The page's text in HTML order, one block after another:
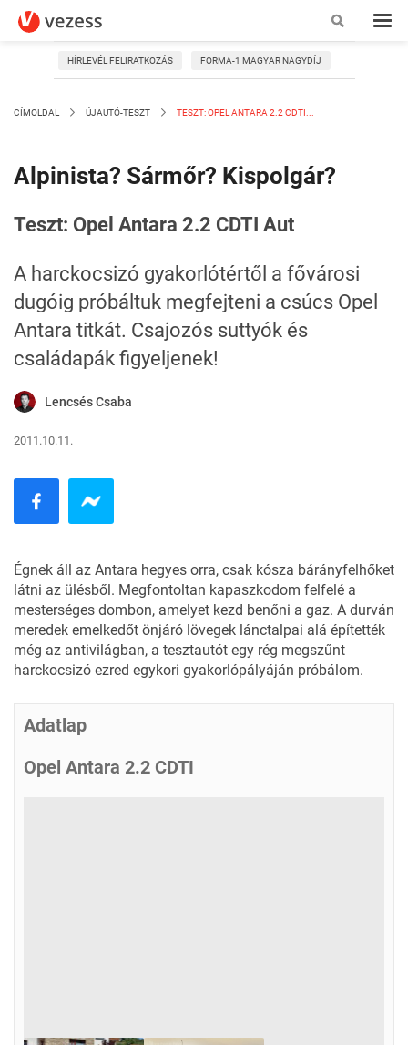
HÍRLEVÉL FELIRATKOZÁS FORMA-1 MAGYAR NAGYDÍJ
CÍMOLDAL ÚJAUTÓ-TESZT TESZT: OPEL ANTARA 2.2 CDTI...
Alpinista? Sármőr? Kispolgár?
Teszt: Opel Antara 2.2 CDTI Aut
A harckocsizó gyakorlótértől a fővárosi
dugóig próbáltuk megfejteni a csúcs Opel
Antara titkát. Csajozós suttyók és
családapák figyeljenek!
Lencsés Csaba
2011.10.11.
Égnek áll az Antara hegyes orra, csak kósza bárányfelhőket
látni az ülésből. Megfontoltan kapaszkodom felfelé a
mesterséges dombon, amelyet kezd benőni a gaz. A durván
meredek emelkedőt önjáró lövegek lánctalpai alá építették
még az antivilágban, a tesztautót egy rég megszűnt
harckocsizó ezred egykori gyakorlópályáján próbálom.
Adatlap
Opel Antara 2.2 CDTI